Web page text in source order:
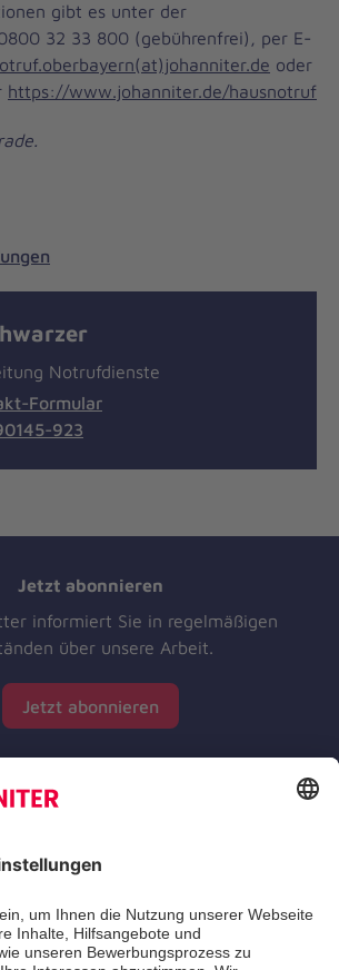
gibt es unter der
32 33 800 (gebührenfrei), per E-
oder
https://www.johanniter.de/hausnotruf
Notrufdienste
Formular
923
Jetzt abonnieren
informiert Sie in regelmäßigen
über unsere Arbeit.
Jetzt abonnieren
der Johanniter-Unfall-Hilfe e.V.
führt das Spendenzertifikat